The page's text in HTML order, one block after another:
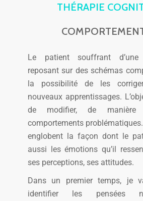
THÉRAPIE
Le patient souffrant d’une
reposant sur des schémas
la possibilité de les
nouveaux apprentissages.
de modifier, de manière
comportements
englobent la façon dont le
aussi les émotions qu’il
ses perceptions, ses attitudes.
Dans un premier temps, je
identifier les pensées